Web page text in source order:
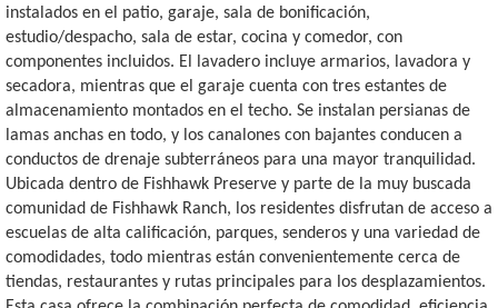
instalados en el patio, garaje, sala de bonificación,
estudio/despacho, sala de estar, cocina y comedor, con
componentes incluidos. El lavadero incluye armarios, lavadora y
secadora, mientras que el garaje cuenta con tres estantes de
almacenamiento montados en el techo. Se instalan persianas de
lamas anchas en todo, y los canalones con bajantes conducen a
conductos de drenaje subterráneos para una mayor tranquilidad.
Ubicada dentro de Fishhawk Preserve y parte de la muy buscada
comunidad de Fishhawk Ranch, los residentes disfrutan de acceso a
escuelas de alta calificación, parques, senderos y una variedad de
comodidades, todo mientras están convenientemente cerca de
tiendas, restaurantes y rutas principales para los desplazamientos.